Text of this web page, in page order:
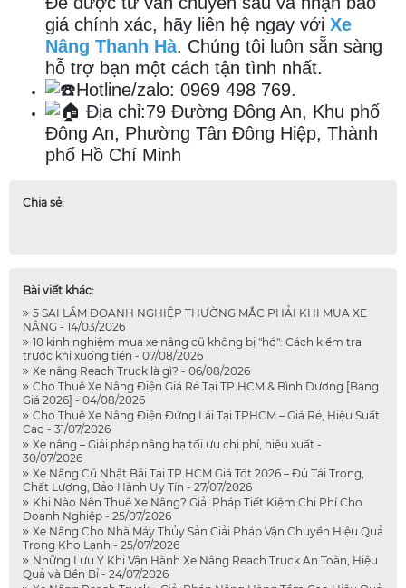
giá chính xác, hãy liên hệ ngay với Xe
Nâng Thanh Hà. Chúng tôi luôn sẵn sàng
hỗ trợ bạn một cách tận tình nhất.
Hotline/zalo: 0969 498 769.
Địa chỉ:79 Đường Đông An, Khu phố
Đông An, Phường Tân Đông Hiệp, Thành
phố Hồ Chí Minh
Chia sẻ:
Bài viết khác:
5 SAI LẦM DOANH NGHIỆP THƯỜNG MẮC PHẢI KHI MUA XE
NÂNG - 14/03/2026
10 kinh nghiệm mua xe nâng cũ không bị "hớ": Cách kiểm tra
trước khi xuống tiền - 07/08/2026
Xe nâng Reach Truck là gì? - 06/08/2026
Cho Thuê Xe Nâng Điện Giá Rẻ Tại TP.HCM & Bình Dương [Bảng
Giá 2026] - 04/08/2026
Cho Thuê Xe Nâng Điện Đứng Lái Tại TPHCM – Giá Rẻ, Hiệu Suất
Cao - 31/07/2026
Xe nâng – Giải pháp nâng hạ tối ưu chi phí, hiệu xuất -
30/07/2026
Xe Nâng Cũ Nhật Bãi Tại TP.HCM Giá Tốt 2026 – Đủ Tải Trọng,
Chất Lượng, Bảo Hành Uy Tín - 27/07/2026
Khi Nào Nên Thuê Xe Nâng? Giải Pháp Tiết Kiệm Chi Phí Cho
Doanh Nghiệp - 25/07/2026
Xe Nâng Cho Nhà Máy Thủy Sản Giải Pháp Vận Chuyển Hiệu Quả
Trong Kho Lạnh - 25/07/2026
Những Lưu Ý Khi Vận Hành Xe Nâng Reach Truck An Toàn, Hiệu
Quả và Bền Bỉ - 24/07/2026